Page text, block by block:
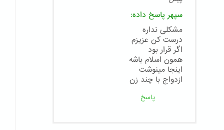
سپهر پاسخ داده:
مشکلی نداره
درست کن عزیزم
اگر قرار بود
همون اسلام باشه
اینجا مینوشت
ازدواج با چند زن
پاسخ